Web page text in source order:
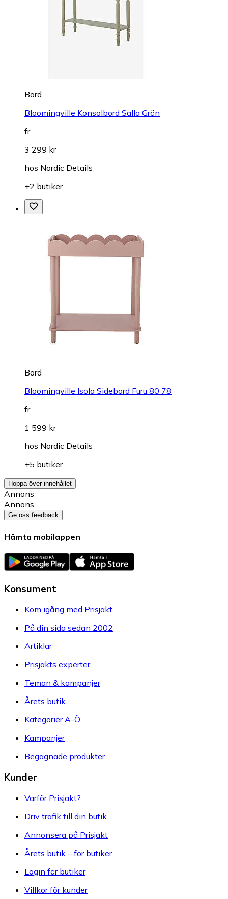
Bord
Bloomingville Konsolbord Salla Grön
fr.
3 299 kr
hos Nordic Details
+2 butiker
Bord
Bloomingville Isola Sidebord Furu 80 78
fr.
1 599 kr
hos Nordic Details
+5 butiker
Hoppa över innehållet
Annons
Annons
Ge oss feedback
Hämta mobilappen
Konsument
Kom igång med Prisjakt
På din sida sedan 2002
Artiklar
Prisjakts experter
Teman & kampanjer
Årets butik
Kategorier A-Ö
Kampanjer
Begagnade produkter
Kunder
Varför Prisjakt?
Driv trafik till din butik
Annonsera på Prisjakt
Årets butik – för butiker
Login för butiker
Villkor för kunder